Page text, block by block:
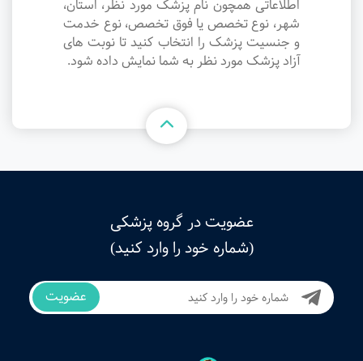
اطلاعاتی همچون نام پزشک مورد نظر، استان،
شهر، نوع تخصص یا فوق تخصص، نوع خدمت
و جنسیت پزشک را انتخاب کنید تا نوبت های
آزاد پزشک مورد نظر به شما نمایش داده شود.
عضویت در گروه پزشکی
(شماره خود را وارد کنید)
عضویت